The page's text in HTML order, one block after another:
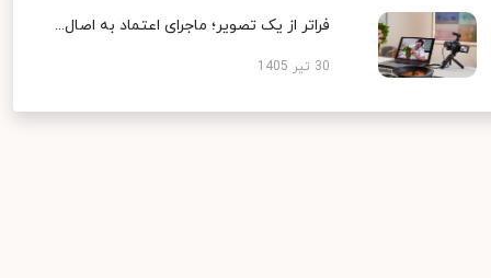
فراتر از یک تصویر؛ ماجرای اعتماد به اصال...
30 تیر 1405